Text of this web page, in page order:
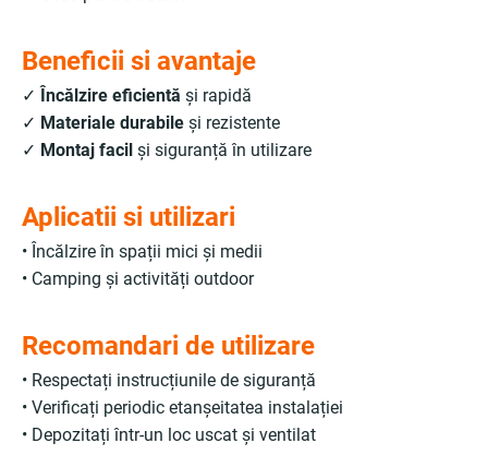
Beneficii si avantaje
✓ Încălzire eficientă și rapidă
✓ Materiale durabile și rezistente
✓ Montaj facil și siguranță în utilizare
Aplicatii si utilizari
• Încălzire în spații mici și medii
• Camping și activități outdoor
Recomandari de utilizare
• Respectați instrucțiunile de siguranță
• Verificați periodic etanșeitatea instalației
• Depozitați într-un loc uscat și ventilat